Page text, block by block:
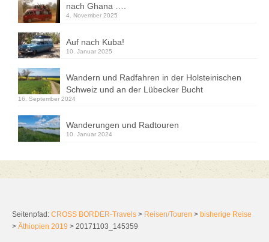
nach Ghana ….
4. November 2025
Auf nach Kuba!
10. Januar 2025
Wandern und Radfahren in der Holsteinischen
Schweiz und an der Lübecker Bucht
16. September 2024
Wanderungen und Radtouren
10. Januar 2024
Seitenpfad: CROSS BORDER-Travels > Reisen/Touren > bisherige Reise
> Äthiopien 2019 > 20171103_145359